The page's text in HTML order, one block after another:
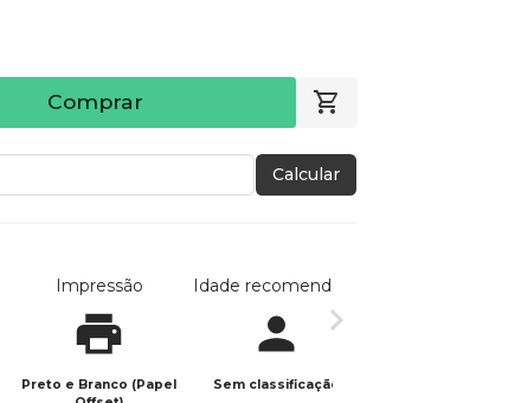
Comprar
Calcular
Impressão
Preto e Branco (Papel
Idade recomendada
Sem classificação